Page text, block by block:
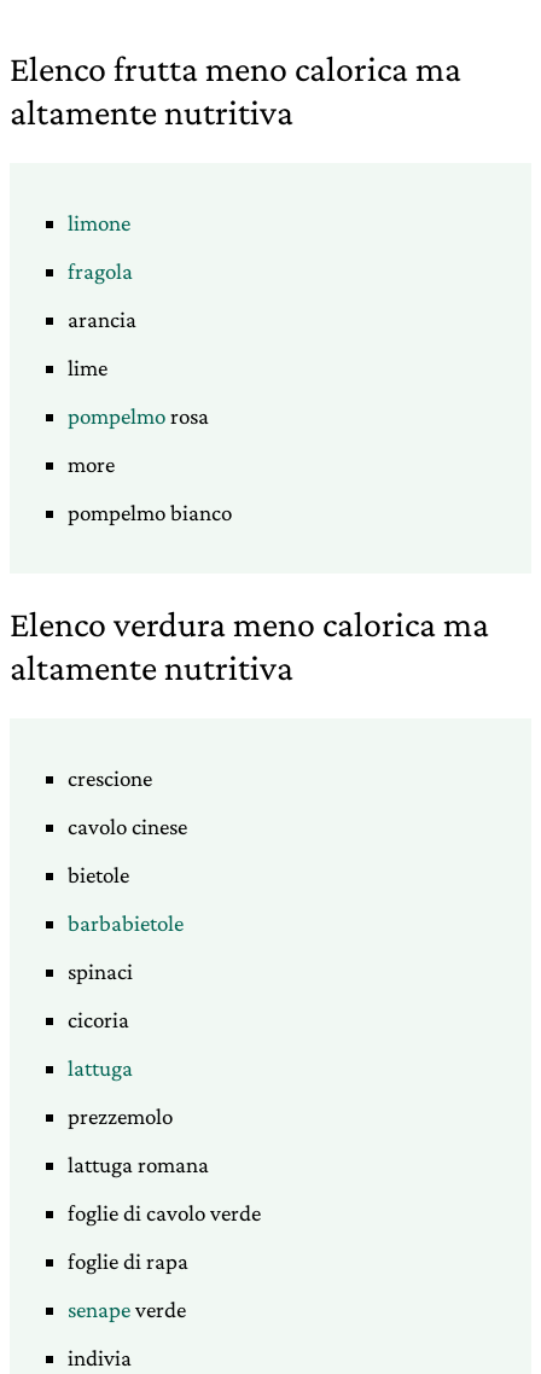
Elenco frutta meno calorica ma
altamente nutritiva
limone
fragola
arancia
lime
pompelmorosa
more
pompelmo bianco
Elenco verdura meno calorica ma
altamente nutritiva
crescione
cavolo cinese
bietole
barbabietole
spinaci
cicoria
lattuga
prezzemolo
lattuga romana
foglie di cavolo verde
foglie di rapa
senapeverde
indivia